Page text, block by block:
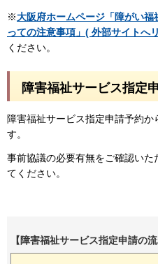
※大阪府ホームページ「障がい
っての注意事項」( 外部サイトへ
ください。
障害福祉サービス指定
障害福祉サービス指定申請予約
す。
事前協議の必要有無をご確認い
てください。
【障害福祉サービス指定申請の流